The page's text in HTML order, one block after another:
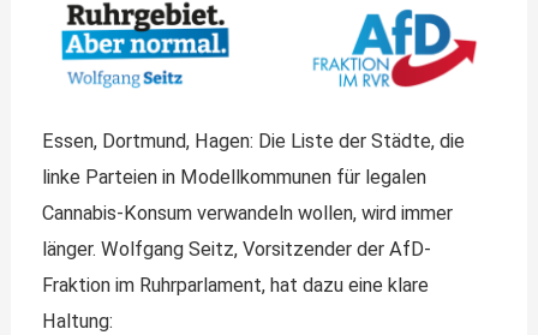
Essen, Dortmund, Hagen: Die Liste der Städte, die
linke Parteien in Modellkommunen für legalen
Cannabis-Konsum verwandeln wollen, wird immer
länger. Wolfgang Seitz, Vorsitzender der AfD-
Fraktion im Ruhrparlament, hat dazu eine klare
Haltung: